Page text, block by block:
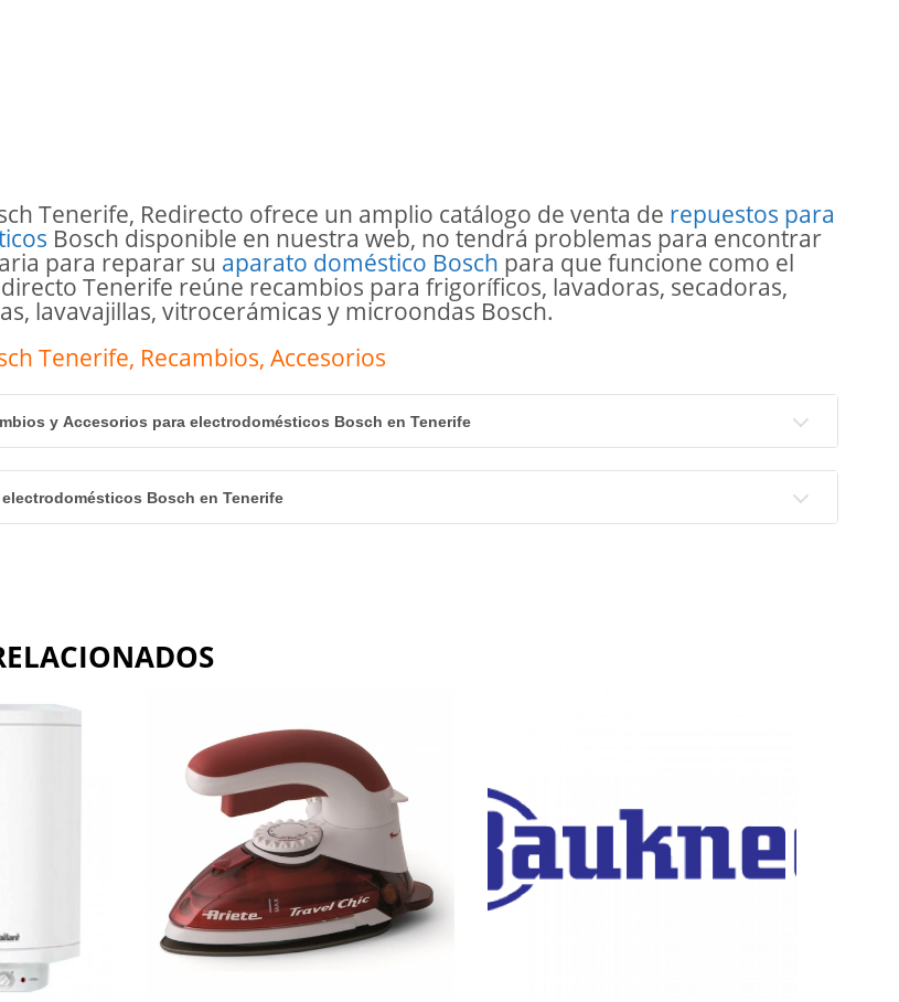
Tenerife, Redirecto ofrece un amplio catálogo de venta de repuestos para
Bosch disponible en nuestra web, no tendrá problemas para encontrar
para reparar su aparato doméstico Bosch para que funcione como el
Tenerife reúne recambios para frigoríficos, lavadoras, secadoras,
lavavajillas, vitrocerámicas y microondas Bosch.
Tenerife, Recambios, Accesorios
y Accesorios para electrodomésticos Bosch en Tenerife
Bosch en Tenerife